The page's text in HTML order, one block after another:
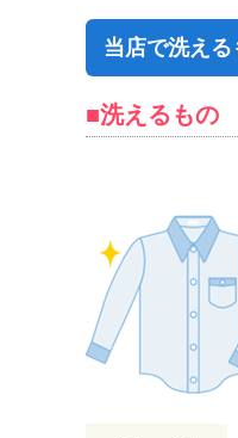
当店で洗え
■洗えるもの